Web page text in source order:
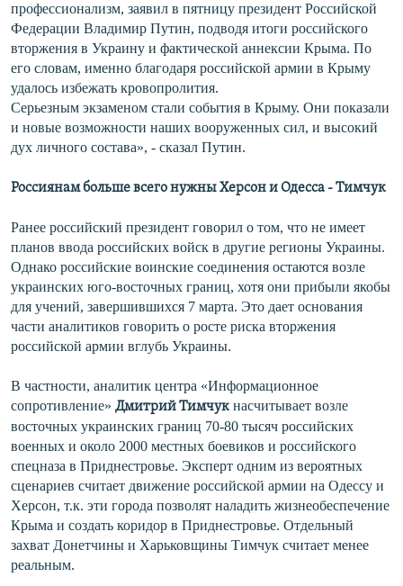
профессионализм, заявил в пятницу президент Российской
Федерации Владимир Путин, подводя итоги российского
вторжения в Украину и фактической аннексии Крыма. По
его словам, именно благодаря российской армии в Крыму
удалось избежать кровопролития.
Серьезным экзаменом стали события в Крыму. Они показали
и новые возможности наших вооруженных сил, и высокий
дух личного состава», - сказал Путин.
Россиянам больше всего нужны Херсон и Одесса - Тимчук
Ранее российский президент говорил о том, что не имеет
планов ввода российских войск в другие регионы Украины.
Однако российские воинские соединения остаются возле
украинских юго-восточных границ, хотя они прибыли якобы
для учений, завершившихся 7 марта. Это дает основания
части аналитиков говорить о росте риска вторжения
российской армии вглубь Украины.
В частности, аналитик центра «Информационное
сопротивление» Дмитрий Тимчук насчитывает возле
восточных украинских границ 70-80 тысяч российских
военных и около 2000 местных боевиков и российского
спецназа в Приднестровье. Эксперт одним из вероятных
сценариев считает движение российской армии на Одессу и
Херсон, т.к. эти города позволят наладить жизнеобеспечение
Крыма и создать коридор в Приднестровье. Отдельный
захват Донетчины и Харьковщины Тимчук считает менее
реальным.